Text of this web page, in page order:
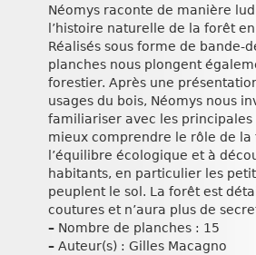
Néomys raconte de manière
l’histoire naturelle de la forêt
Réalisés sous forme de bande-
planches nous plongent
forestier. Après une
usages du bois, Néomys nous
familiariser avec les principales
mieux comprendre le rôle de la
l’équilibre écologique et à
habitants, en particulier les
peuplent le sol. La forêt est
coutures et n’aura plus de
– Nombre de planches : 15
– Auteur(s) : Gilles Macagno